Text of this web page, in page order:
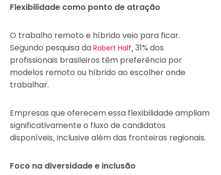
Flexibilidade como ponto de atração
O trabalho remoto e híbrido veio para ficar.
Segundo pesquisa da Robert Half, 31% dos
profissionais brasileiros têm preferência por
modelos remoto ou híbrido ao escolher onde
trabalhar.
Empresas que oferecem essa flexibilidade ampliam
significativamente o fluxo de candidatos
disponíveis, inclusive além das fronteiras regionais.
Foco na diversidade e inclusão